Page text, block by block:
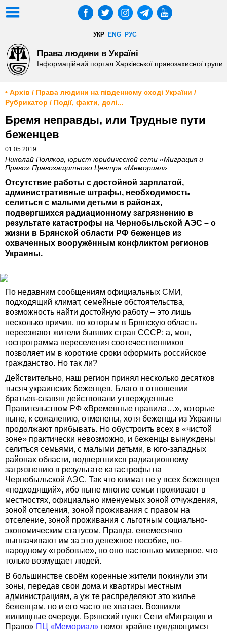
УКР ENG РУС
Права людини в Україні
Інформаційний портал Харківської правозахисної групи
• Архів / Права людини на південному сході України /
Рубрикатор / Події, факти, долі...
Бремя неправды, или Трудные пути
беженцев
01.05.2019
Николай Поляков, юрист юридической сети «Миграция и
Право» Правозащитного Центра «Мемориал»
Отсутствие работы с достойной зарплатой,
административные штрафы, необходимость
селиться с малыми детьми в районах,
подвергшихся радиационному загрязнению в
результате катастрофы на Чернобыльской АЭС – о
жизни в Брянской области РФ беженцев из
охваченных вооружённым конфликтом регионов
Украины.
По недавним сообщениям официальных СМИ,
подходящий климат, семейные обстоятельства,
возможность найти достойную работу – это лишь
несколько причин, по которым в Брянскую область
переезжают жители бывших стран СССР; а, мол,
госпрограмма переселения соотечественников
позволяет им в короткие сроки оформить российское
гражданство. Но так ли?
Действительно, наш регион принял несколько десятков
тысяч украинских беженцев. Благо в отношении
братьев-славян действовали утвержденные
Правительством РФ «Временные правила…», которые
ныне, к сожалению, отменены, хотя беженцы из Украины
продолжают прибывать. Но обустроить всех в «чистой
зоне» практически невозможно, и беженцы вынуждены
селиться семьями, с малыми детьми, в юго-западных
районах области, подвергшихся радиационному
загрязнению в результате катастрофы на
Чернобыльской АЭС. Так что климат не у всех беженцев
«подходящий», ибо ныне многие семьи проживают в
местностях, официально именуемых зоной отчуждения,
зоной отселения, зоной проживания с правом на
отселение, зоной проживания с льготным социально-
экономическим статусом. Правда, ежемесячно
выплачивают им за это денежное пособие, по-
народному «гробовые», но оно настолько мизерное, что
только возмущает людей.
В большинстве своём коренные жители покинули эти
зоны, передав свои дома и квартиры местным
администрациям, а уж те распределяют это жилье
беженцам, но и его часто не хватает. Возникли
жилищные очереди. Брянский пункт Сети «Миграция и
Право» ПЦ «Мемориал» помог крайне нуждающимся